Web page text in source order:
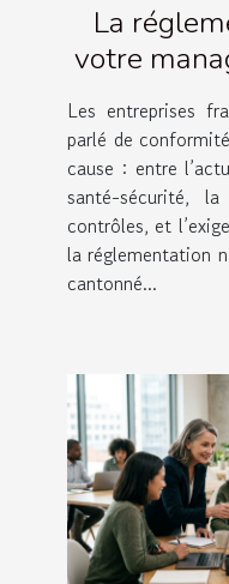
La
votre
Les entreprises
parlé de
cause : entre
santé-sécurité,
contrôles, et
la réglementation
cantonné...